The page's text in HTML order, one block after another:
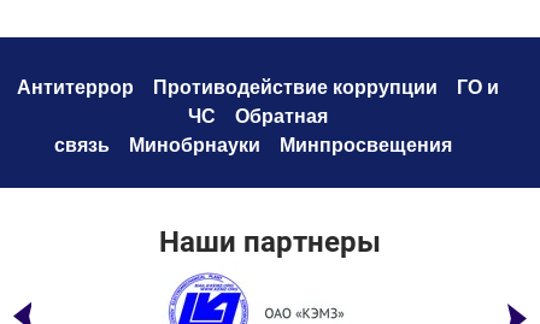
Антитеррор Противодействие коррупции
ГО и
ЧС
Обратная
связь
Минобрнауки Минпросвещения
Наши партнеры